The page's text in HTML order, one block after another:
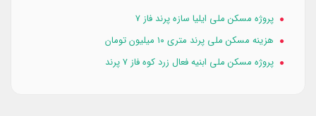
پروژه مسکن ملی ایلیا سازه پرند فاز ۷
هزینه مسکن ملی پرند متری ۱۰ میلیون تومان
پروژه مسکن ملی ابنیه فعال زرد کوه فاز ۷ پرند